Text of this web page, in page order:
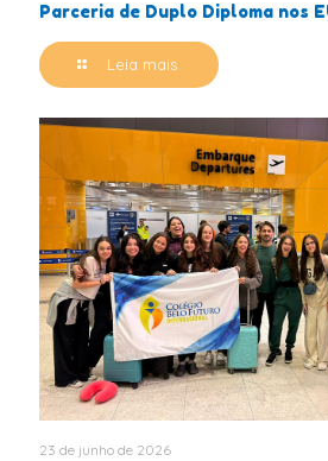
Parceria de Duplo Diploma nos
Leia mais
23 de junho de 2026